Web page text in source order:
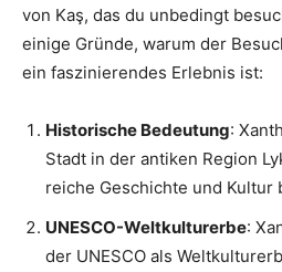
von Kaş, das du unbedingt
einige Gründe, warum der
ein faszinierendes Erlebnis ist:
Historische Bedeutung:
Stadt in der antiken Region
reiche Geschichte und Kultur
UNESCO-Weltkulturerbe:
der UNESCO als